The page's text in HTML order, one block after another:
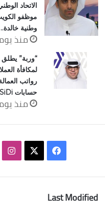
الاتحاد
موظفو
وطنية خالدة..
منذ
“وربة”
لمكافأة
رواتب
حسابات SiDi
منذ
فيسبوك
Last Modified